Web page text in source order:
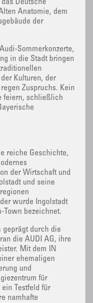
Deutsche
Anatomie, dem
der
Sommerkonzerte,
in die Stadt bringen
Kulturen, der
Zuspruchs. Kein
feiern, schließlich
reiche Geschichte,
der Wirtschaft und
und seine
wurde Ingolstadt
Town bezeichnet.
geprägt durch die
die AUDI AG, ihre
Mit dem IN
ehemaligen
und
für
Testfeld für
namhafte